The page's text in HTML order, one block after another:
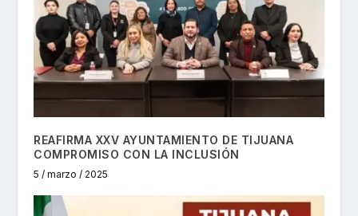
REAFIRMA XXV AYUNTAMIENTO DE TIJUANA
COMPROMISO CON LA INCLUSIÓN
5 / marzo / 2025